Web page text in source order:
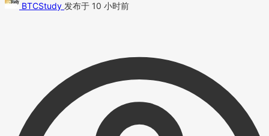
BTCStudy 发布于 10 小时前